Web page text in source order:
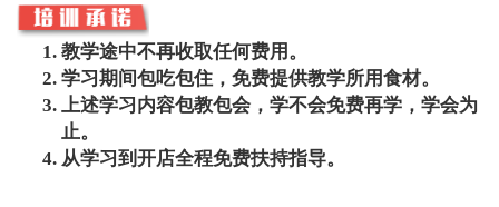
教学途中不再收取任何费用。
学习期间包吃包住，免费提供教学所用食材。
上述学习内容包教包会，学不会免费再学，学会为
止。
从学习到开店全程免费扶持指导。